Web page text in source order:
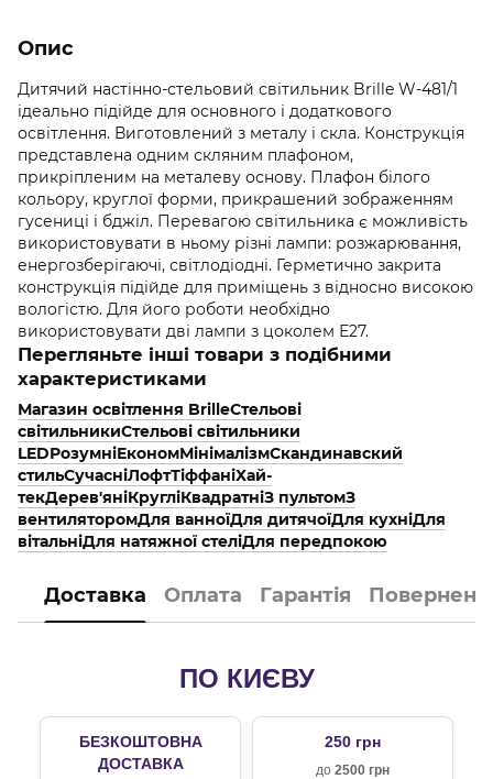
Опис
Дитячий настінно-стельовий світильник Brille W-481/1
ідеально підійде для основного і додаткового
освітлення. Виготовлений з металу і скла. Конструкція
представлена ​​одним скляним плафоном,
прикріпленим на металеву основу. Плафон білого
кольору, круглої форми, прикрашений зображенням
гусениці і бджіл. Перевагою світильника є можливість
використовувати в ньому різні лампи: розжарювання,
енергозберігаючі, світлодіодні. Герметично закрита
конструкція підійде для приміщень з відносно високою
вологістю. Для його роботи необхідно
використовувати дві лампи з цоколем Е27.
Перегляньте інші товари з подібними
характеристиками
Магазин освітлення BrilleСтельові
світильникиСтельові світильники
LEDРозумніЕкономМінімалізмСкандинавский
стильСучасніЛофтТіффаніХай-
текДерев'яніКругліКвадратніЗ пультомЗ
вентиляторомДля ванноїДля дитячоїДля кухніДля
вітальніДля натяжної стеліДля передпокою
Доставка Оплата Гарантія
ПО КИЄВУ
БЕЗКОШТОВНА
ДОСТАВКА
250 грн
до 2500 грн